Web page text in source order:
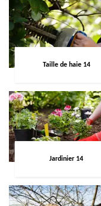
Taille de haie 14
Jardinier 14